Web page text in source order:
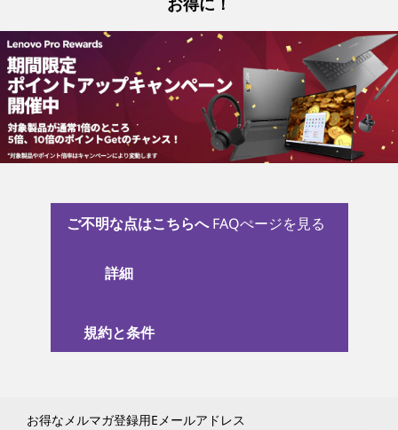
ご不明な点はこちらへ FAQぺージを見る
詳細
規約と条件
お得なメルマガ登録用Eメールアドレス